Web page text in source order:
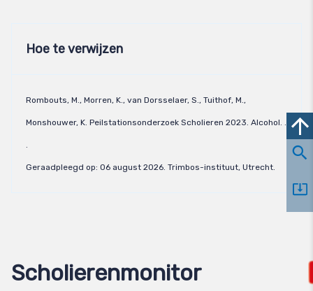
Hoe te verwijzen
Rombouts, M., Morren, K., van Dorsselaer, S., Tuithof, M.,
Monshouwer, K. Peilstationsonderzoek Scholieren 2023. Alcohol. .
.
Geraadpleegd op: 06 august 2026. Trimbos-instituut, Utrecht.
Scholierenmonitor